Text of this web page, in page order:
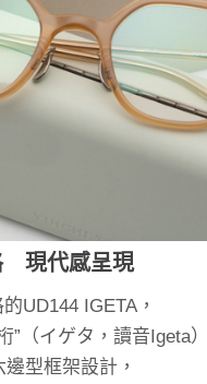
現代感呈現
UD144 IGETA，
”（イゲタ，讀音Igeta）
型框架設計，